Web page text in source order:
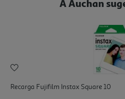
A Auchan
Recarga Fujifilm Instax Square 10